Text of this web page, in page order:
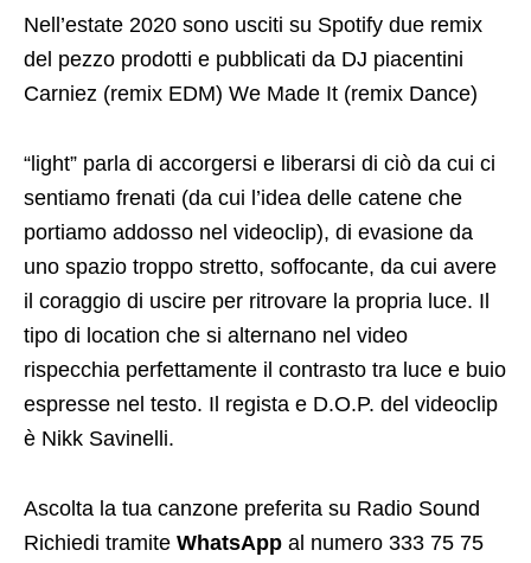
Nell’estate 2020 sono usciti su Spotify due remix
del pezzo prodotti e pubblicati da DJ piacentini
Carniez (remix EDM) We Made It (remix Dance)
“light” parla di accorgersi e liberarsi di ciò da cui ci
sentiamo frenati (da cui l’idea delle catene che
portiamo addosso nel videoclip), di evasione da
uno spazio troppo stretto, soffocante, da cui avere
il coraggio di uscire per ritrovare la propria luce. Il
tipo di location che si alternano nel video
rispecchia perfettamente il contrasto tra luce e buio
espresse nel testo. Il regista e D.O.P. del videoclip
è Nikk Savinelli.
Ascolta la tua canzone preferita su Radio Sound
Richiedi tramite WhatsApp al numero 333 75 75